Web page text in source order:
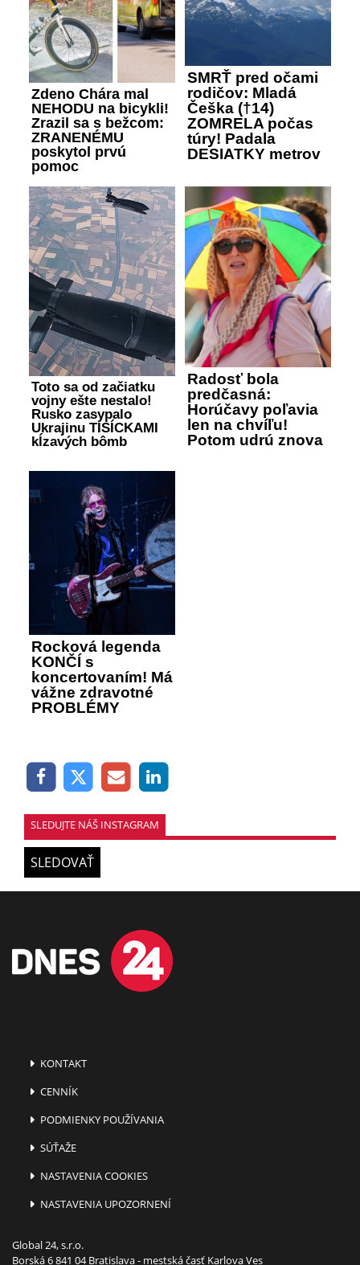
Zdeno Chára mal
NEHODU na bicykli!
Zrazil sa s bežcom:
ZRANENÉMU
poskytol prvú
pomoc
SMRŤ pred očami
rodičov: Mladá
Češka (†14)
ZOMRELA počas
túry! Padala
DESIATKY metrov
Toto sa od začiatku
vojny ešte nestalo!
Rusko zasypalo
Ukrajinu TISÍCKAMI
kĺzavých bômb
Radosť bola
predčasná:
Horúčavy poľavia
len na chvíľu!
Potom udrú znova
Rocková legenda
KONČÍ s
koncertovaním! Má
vážne zdravotné
PROBLÉMY
SLEDUJTE NÁŠ INSTAGRAM
SLEDOVAŤ
KONTAKT
CENNÍK
PODMIENKY POUŽÍVANIA
SÚŤAŽE
NASTAVENIA COOKIES
NASTAVENIA UPOZORNENÍ
Global 24, s.r.o.
Borská 6 841 04 Bratislava - mestská časť Karlova Ves